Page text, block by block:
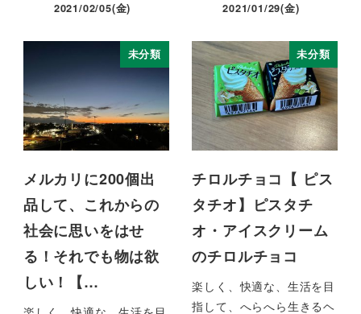
2021/02/05(金)
2021/01/29(金)
未分類
メルカリに200個出
品して、これからの
社会に思いをはせ
る！それでも物は欲
しい！【…
未分類
チロルチョコ【 ピス
タチオ】ピスタチ
オ・アイスクリーム
のチロルチョコ
楽しく、快適な、生活を目
指して、へらへら生きるヘ